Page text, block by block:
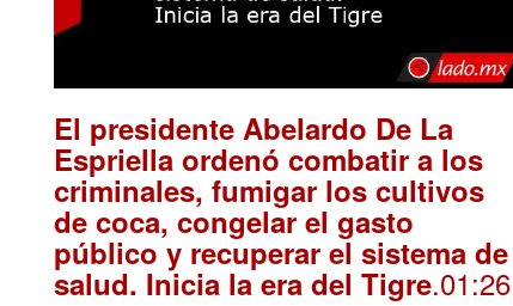
El presidente Abelardo De La
Espriella ordenó combatir a los
criminales, fumigar los cultivos
de coca, congelar el gasto
público y recuperar el sistema de
salud. Inicia la era del Tigre.01:26